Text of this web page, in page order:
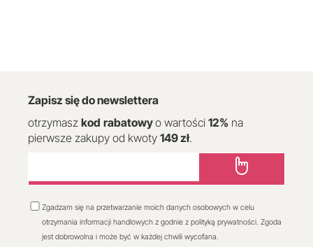
Zapisz się do newslettera
otrzymasz kod rabatowyo wartości 12% na
pierwsze zakupy od kwoty 149 zł.
Zgadzam się na przetwarzanie moich danych osobowych w celu
otrzymania informacji handlowych z godnie z polityką prywatności. Zgoda
jest dobrowolna i może być w każdej chwili wycofana.